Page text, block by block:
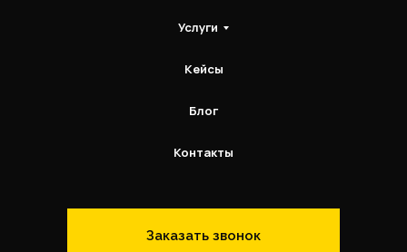
Услуги
Кейсы
Блог
Контакты
Заказать звонок